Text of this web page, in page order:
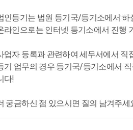
인등기는 법원 등기국/등기소에서 하
라인으로는 인터넷 등기소에서 진행
업자 등록과 관련하여 세무서에서
기 업무의 경우 등기국/등기소에서
다!
궁금하신 점 있으시면 질의 남겨주세